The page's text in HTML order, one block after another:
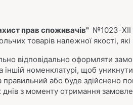
прав споживачів" №1023-XII
товарів належної якості,
відповідально оформляти
та іншій номенклатурі, щоб
або буде здійснено
днів з моменту отримання